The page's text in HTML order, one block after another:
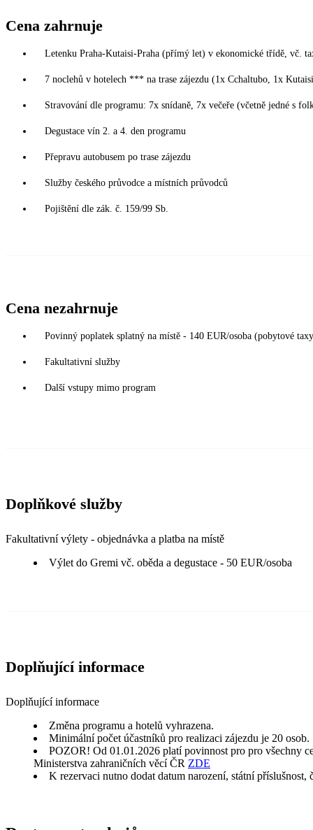
Cena zahrnuje
Letenku Praha-Kutaisi-Praha (přímý let) v ekonomické třídě, vč.
7 noclehů v hotelech *** na trase zájezdu (1x Cchaltubo, 1x
Stravování dle programu: 7x snídaně, 7x večeře (včetně jedné s
Degustace vín 2. a 4. den programu
Přepravu autobusem po trase zájezdu
Služby českého průvodce a místních průvodců
Pojištění dle zák. č. 159/99 Sb.
Cena nezahrnuje
Povinný poplatek splatný na místě - 140 EUR/osoba (pobytové
Fakultativní služby
Další vstupy mimo program
Doplňkové služby
Fakultativní výlety - objednávka a platba na místě
Výlet do Gremi vč. oběda a degustace - 50 EUR/osoba
Doplňující informace
Doplňující informace
Změna programu a hotelů vyhrazena.
Minimální počet účastníků pro realizaci zájezdu je 20 osob.
POZOR! Od 01.01.2026 platí povinnost pro pro všechny
Ministerstva zahraničních věcí ČR ZDE
K rezervaci nutno dodat datum narození, státní